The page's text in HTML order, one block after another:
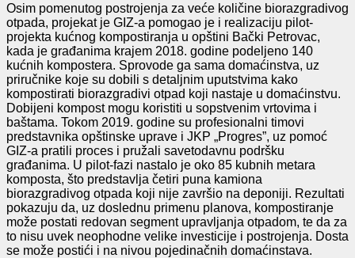
Osim pomenutog postrojenja za veće količine biorazgradivog
otpada, projekat je GIZ-a pomogao je i realizaciju pilot-
projekta kućnog kompostiranja u opštini Bački Petrovac,
kada je građanima krajem 2018. godine podeljeno 140
kućnih kompostera. Sprovode ga sama domaćinstva, uz
priručnike koje su dobili s detaljnim uputstvima kako
kompostirati biorazgradivi otpad koji nastaje u domaćinstvu.
Dobijeni kompost mogu koristiti u sopstvenim vrtovima i
baštama. Tokom 2019. godine su profesionalni timovi
predstavnika opštinske uprave i JKP „Progres”, uz pomoć
GIZ-a pratili proces i pružali savetodavnu podršku
građanima. U pilot-fazi nastalo je oko 85 kubnih metara
komposta, što predstavlja četiri puna kamiona
biorazgradivog otpada koji nije završio na deponiji. Rezultati
pokazuju da, uz doslednu primenu planova, kompostiranje
može postati redovan segment upravljanja otpadom, te da za
to nisu uvek neophodne velike investicije i postrojenja. Dosta
se može postići i na nivou pojedinačnih domaćinstava.